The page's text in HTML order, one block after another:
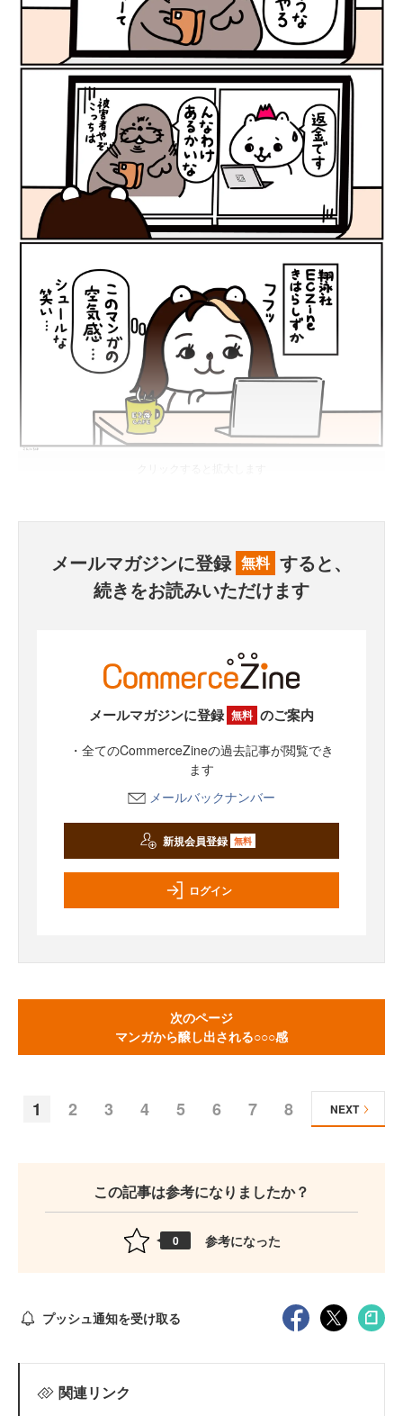
メールマガジンに登録 無料 すると、
続きをお読みいただけます
メールマガジンに登録 無料 のご案内
・全てのCommerceZineの過去記事が閲覧でき
ます
メールバックナンバー
新規会員登録 無料
ログイン
次のページ
マンガから醸し出される○○○感
1 2 3 4 5 6 7 8 NEXT
この記事は参考になりましたか？
0 参考になった
プッシュ通知を受け取る
関連リンク